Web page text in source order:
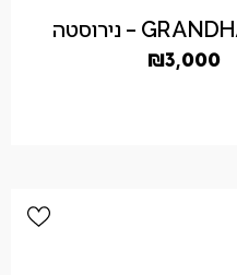
₪3,000